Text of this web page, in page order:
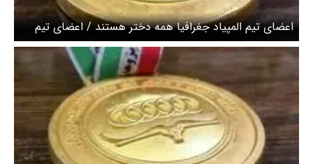
اعضای تیم المپیاد جغرافیا همه دختر هستند / اعضای تیم
المیپاد کامپیوتر همه پسر هستند